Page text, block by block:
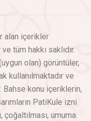
alan içerikler
tüm hakkı saklıdır.
olan) görüntüler,
kullanılmaktadır ve
Bahse konu içeriklerin,
PatiKule izni
çoğaltılması, umuma